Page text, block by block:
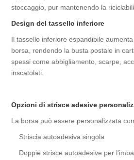
stoccaggio, pur mantenendo la
Design del tassello inferiore
Il tassello inferiore espandibile
borsa, rendendo la busta postale in
spessi come abbigliamento, scarpe,
inscatolati.
Opzioni di strisce adesive
La borsa può essere personalizzata
Striscia autoadesiva singola
Doppie strisce autoadesive per